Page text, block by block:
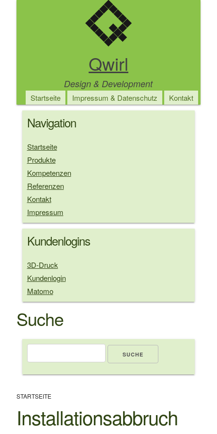
Qwirl
Design & Development
Main
navigation
Startseite Impressum & Datenschutz Kontakt
Navigation
Startseite
Produkte
Kompetenzen
Referenzen
Kontakt
Impressum
Kundenlogins
3D-Druck
Kundenlogin
Matomo
Suche
Pfadnavigation
STARTSEITE
Installationsabbruch